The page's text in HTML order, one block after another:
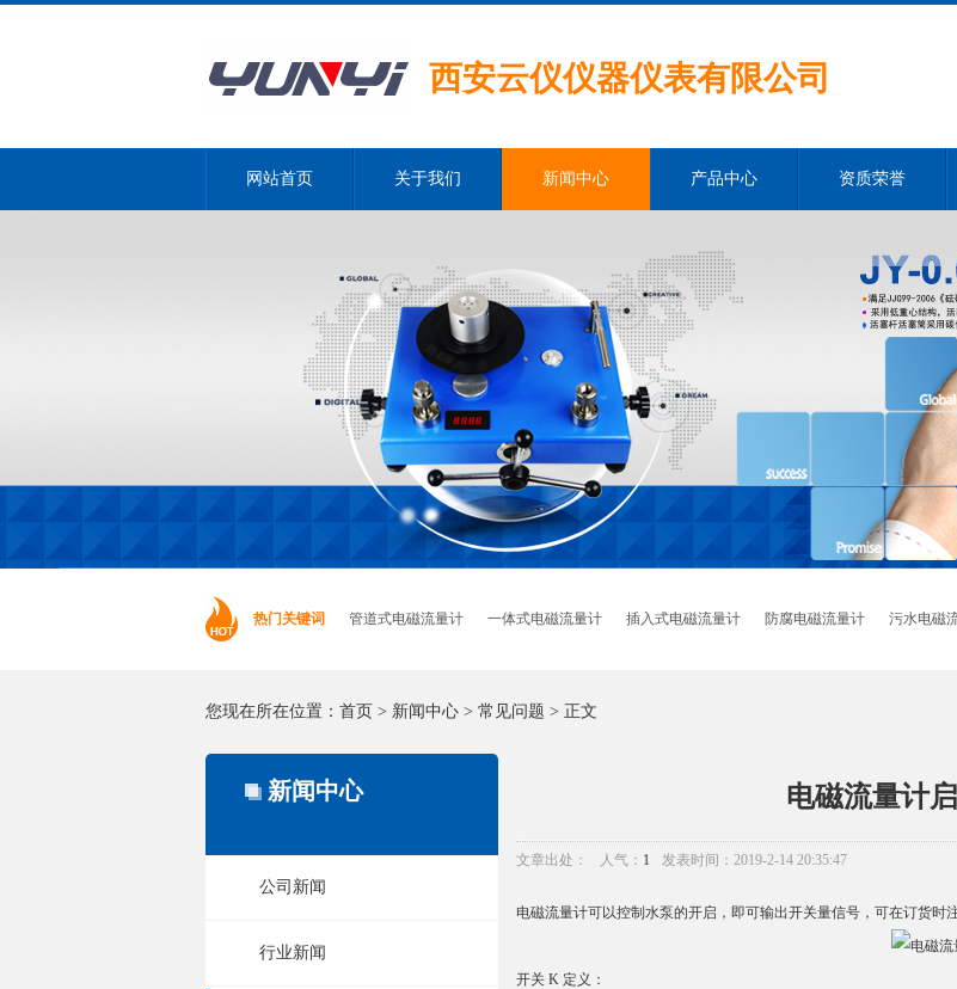
西安云仪仪器仪表有限公司
网站首页 关于我们 新闻中心 产品中心 资质荣誉
热门关键词 管道式电磁流量计 一体式电磁流量计 插入式电磁流量计 防腐电磁流量计 污水电磁
您现在所在位置： 首页 > 新闻中心 > 常见问题 > 正文
新闻中心
公司新闻
行业新闻
电磁流量计
文章出处： 人气： 1 发表时间：2019-2-14 20:35:47
电磁流量计可以控制水泵的开启，即可输出开关量信号，可在订货
开关 K 定义：